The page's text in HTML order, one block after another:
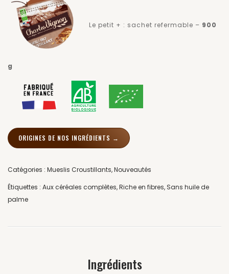
Le petit + : sachet refermable – 900
g
ORIGINES DE NOS INGRÉDIENTS →
Catégories : Mueslis Croustillants,Nouveautés
Étiquettes : Aux céréales complètes,Riche en fibres, Sans huile de
palme
Ingrédients